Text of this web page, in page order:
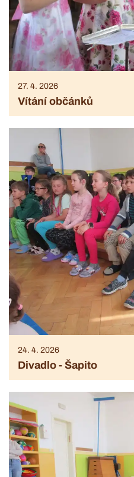
27. 4. 2026
Vítání občánků
24. 4. 2026
Divadlo - Šapito